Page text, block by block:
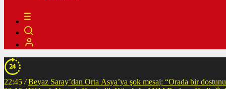
22:45 / Beyaz Saray’dan Orta Asya’ya şok mesaj: “Orada bir